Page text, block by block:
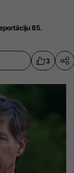
fonds
nav vecuma
85.
3